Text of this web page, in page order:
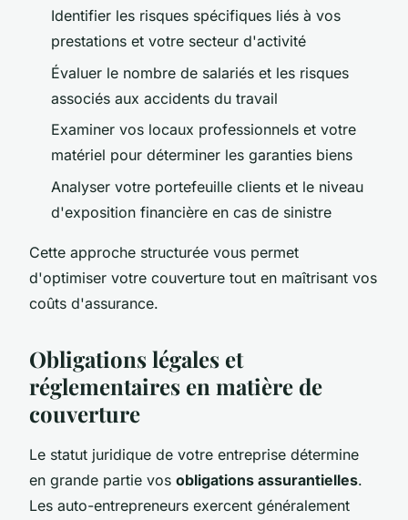
Identifier les risques spécifiques liés à vos
prestations et votre secteur d'activité
Évaluer le nombre de salariés et les risques
associés aux accidents du travail
Examiner vos locaux professionnels et votre
matériel pour déterminer les garanties biens
Analyser votre portefeuille clients et le niveau
d'exposition financière en cas de sinistre
Cette approche structurée vous permet
d'optimiser votre couverture tout en maîtrisant vos
coûts d'assurance.
Obligations légales et
réglementaires en matière de
couverture
Le statut juridique de votre entreprise détermine
en grande partie vos obligations assurantielles.
Les auto-entrepreneurs exercent généralement